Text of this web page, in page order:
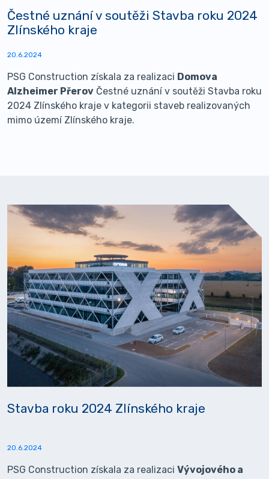
Čestné uznání v soutěži Stavba roku 2024
Zlínského kraje
20.6.2024
PSG Construction získala za realizaci Domova
Alzheimer Přerov Čestné uznání v soutěži Stavba roku
2024 Zlínského kraje v kategorii staveb realizovaných
mimo území Zlínského kraje.
Stavba roku 2024 Zlínského kraje
20.6.2024
PSG Construction získala za realizaci Vývojového a